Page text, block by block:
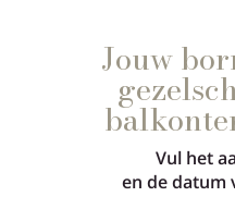
Jouw
Vul het
en de datum